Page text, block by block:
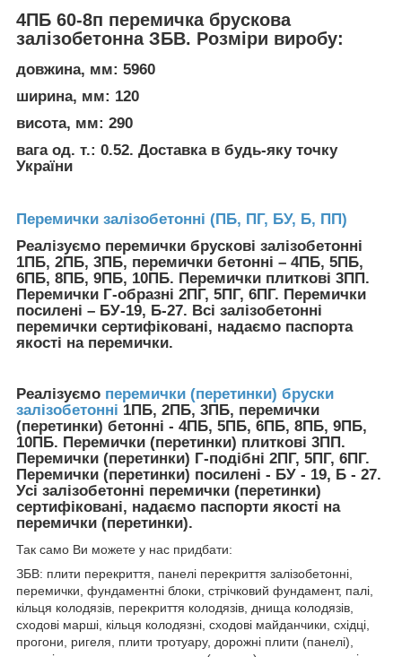
4ПБ 60-8п перемичка брускова
залізобетонна ЗБВ. Розміри виробу:
довжина, мм: 5960
ширина, мм: 120
висота, мм: 290
вага од. т.: 0.52. Доставка в будь-яку точку
України
Перемички залізобетонні (ПБ, ПГ, БУ, Б, ПП)
Реалізуємо перемички брускові залізобетонні
1ПБ, 2ПБ, 3ПБ, перемички бетонні – 4ПБ, 5ПБ,
6ПБ, 8ПБ, 9ПБ, 10ПБ. Перемички плиткові 3ПП.
Перемички Г-образні 2ПГ, 5ПГ, 6ПГ. Перемички
посилені – БУ-19, Б-27. Всі залізобетонні
перемички сертифіковані, надаємо паспорта
якості на перемички.
Реалізуємо перемички (перетинки) бруски
залізобетонні 1ПБ, 2ПБ, 3ПБ, перемички
(перетинки) бетонні - 4ПБ, 5ПБ, 6ПБ, 8ПБ, 9ПБ,
10ПБ. Перемички (перетинки) плиткові 3ПП.
Перемички (перетинки) Г-подібні 2ПГ, 5ПГ, 6ПГ.
Перемички (перетинки) посилені - БУ - 19, Б - 27.
Усі залізобетонні перемички (перетинки)
сертифіковані, надаємо паспорти якості на
перемички (перетинки).
Так само Ви можете у нас придбати:
ЗБВ: плити перекриття, панелі перекриття залізобетонні,
перемички, фундаментні блоки, стрічковий фундамент, палі,
кільця колодязів, перекриття колодязів, днища колодязів,
сходові марші, кільця колодязні, сходові майданчики, східці,
прогони, ригеля, плити тротуару, дорожні плити (панелі),